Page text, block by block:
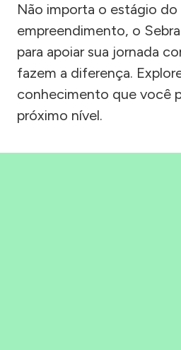
Não importa o estágio do
empreendimento, o
para apoiar sua jornada
fazem a diferença.
conhecimento que você
próximo nível.